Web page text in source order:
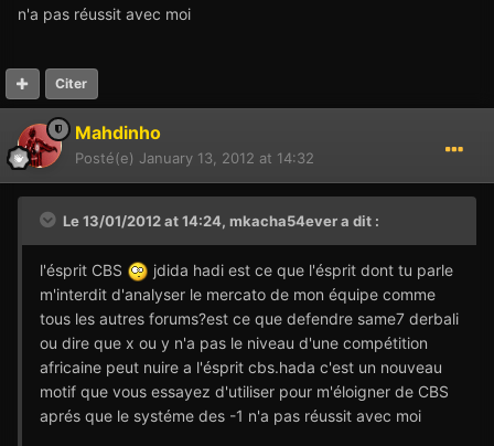
n'a pas réussit avec moi
Citer
Mahdinho
Posté(e) January 13, 2012 at 14:32
Le 13/01/2012 at 14:24, mkacha54ever a dit :
l'ésprit CBS
jdida hadi est ce que l'ésprit dont tu parle
m'interdit d'analyser le mercato de mon équipe comme
tous les autres forums?est ce que defendre same7 derbali
ou dire que x ou y n'a pas le niveau d'une compétition
africaine peut nuire a l'ésprit cbs.hada c'est un nouveau
motif que vous essayez d'utiliser pour m'éloigner de CBS
aprés que le systéme des -1 n'a pas réussit avec moi